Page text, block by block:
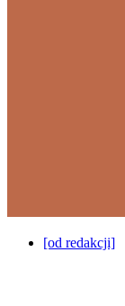
[od redakcji]